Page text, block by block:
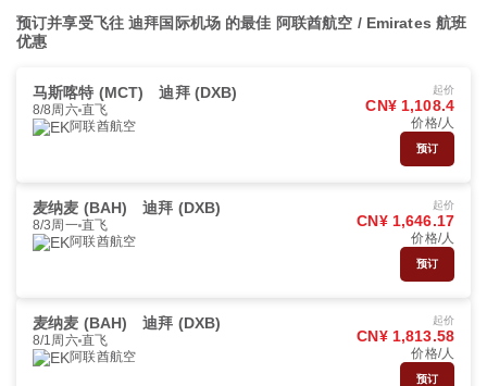
预订并享受飞往 迪拜国际机场 的最佳 阿联酋航空 / Emirates 航班
优惠
马斯喀特 (MCT) 迪拜 (DXB)
8/8周六 直飞
阿联酋航空
起价
CN¥ 1,108.4
价格/人
预订
麦纳麦 (BAH) 迪拜 (DXB)
8/3周一 直飞
阿联酋航空
起价
CN¥ 1,646.17
价格/人
预订
麦纳麦 (BAH) 迪拜 (DXB)
8/1周六 直飞
阿联酋航空
起价
CN¥ 1,813.58
价格/人
预订